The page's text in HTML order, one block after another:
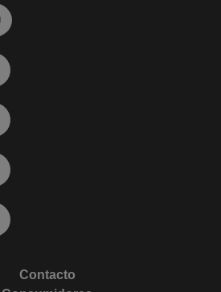
Ir a YouTube (abre en ventana nueva)
Ir a Flickr (abre en ventana nueva)
Ir a Linkedin (abre en ventana nueva)
al Blog (abre en ventana nueva)
a Instagram (abre en ventana nueva)
Contacto